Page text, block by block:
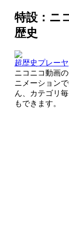
特設：ニ
歴史
超歴史プレーヤ
ニコニコ動画
ニメーション
ん、カテゴリ
もできます。